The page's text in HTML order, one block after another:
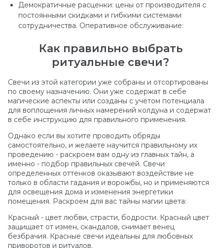
Демократичные расценки: цены от производителя с
постоянными скидками и гибкими системами
сотрудничества. Оперативное обслуживание:
Как правильно выбрать
ритуальные свечи?
Свечи из этой категории уже собраны и отсортированы
по своему назначению. Они уже содержат в себе
магические аспекты или созданы с учетом потенциала
для воплощения личных намерений колдуна и содержат
в себе инструкцию для правильного применения.
Однако если вы хотите проводить обряды
самостоятельно, и желаете научится правильному их
проведению - раскроем вам одну из главных тайн, а
именно - подбор правильных свечей. Свечи
определенных оттенков оказывают воздействие не
только в области гадания и ворожбы, но и применяются
для освещения дома и изменения энергетики
помещения. Раскроем для вас тайны магии цвета:
Красный - цвет любви, страсти, бодрости. Красный цвет
защищает от измен, скандалов, снимает венец
безбрачия. Красные свечи идеальны для любовных
приворотов и ритуалов.